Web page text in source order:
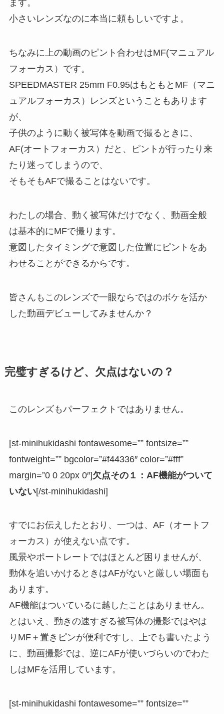
ます。
小さいレンズなのに本当に頼もしいですよ。
ちなみに上の動画のピント合わせはMF(マニュアル
フォーカス）です。
SPEEDMASTER 25mm F0.95はもともとMF（マニ
ュアルフォーカス）レンズということもあります
が、
子供のように動く被写体を動画で撮るときに、
AF(オートフォーカス）だと、ピントが行ったり来
たり迷ってしまうので、
そもそもAFで撮ることはないです。
わたしの場合、動く被写体だけでなく、動画全般
は基本的にMFで撮ります。
意図したタイミングで意図した位置にピントをあ
わせることができるからです。
皆さんもこのレンズで一眼ならではのボケを活か
した動画デビューしてみませんか？
完璧すぎるけど、欠点はないの？
このレンズもパーフェクトではありません。
[st-minihukidashi fontawesome=”” fontsize=””
fontweight=”” bgcolor=”#f44336″ color=”#fff”
margin=”0 0 20px 0″]欠点その１：AF機能がついて
いない[/st-minihukidashi]
すでにお伝えしたとおり、一つは、AF（オートフ
ォーカス）が使えない点です。
風景やポートレートではほとんど困りませんが、
動体を追いかけるときはAFがないと厳しい場面も
あります。
AF機能はついているに越したことはありません。
とはいえ、動きの速すぎる被写体の撮影ではやは
りMF＋置きピンが便利ですし、上でも書いたよう
に、動画撮影では、逆にAFが使いづらいのでわた
しはMFを活用しています。
[st-minihukidashi fontawesome=”” fontsize=””